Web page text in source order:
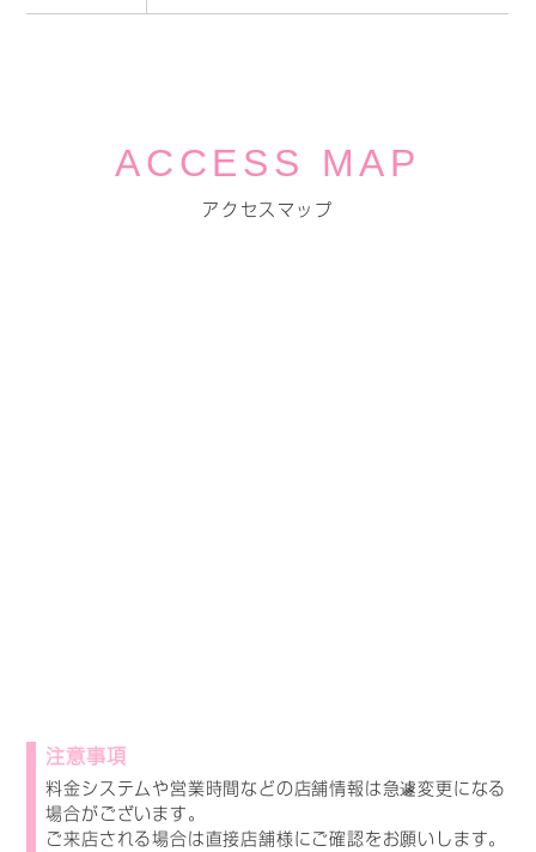
ACCESS MAP
アクセスマップ
注意事項
料金システムや営業時間などの店舗情報は急遽変更になる
場合がございます。
ご来店される場合は直接店舗様にご確認をお願いします。